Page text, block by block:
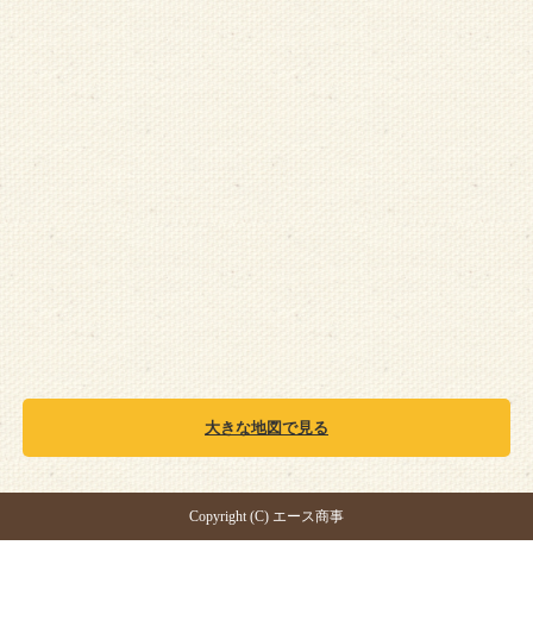
大きな地図で見る
Copyright (C) エース商事